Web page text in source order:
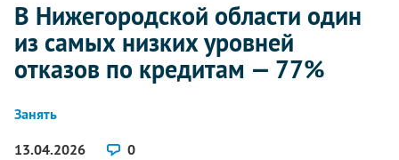
В Нижегородской области один
из самых низких уровней
отказов по кредитам — 77%
Занять
13.04.2026
0